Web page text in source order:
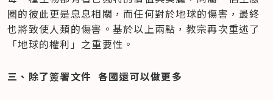
圈的彼此更是息息相關，而任何對於地球的傷害，最終
也將致使人類的傷害。基於以上兩點，教宗再次重述了
「地球的權利」之重要性。
三、除了簽署文件  各國還可以做更多